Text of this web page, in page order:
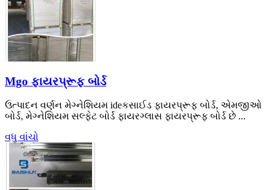
Mgo ફાયરપ્રૂફ બોર્ડ
ઉત્પાદન વર્ણન મેગ્નેશિયમ ideકસાઈડ ફાયરપ્રૂફ બોર્ડ, એમજીઓ
બોર્ડ, મેગ્નેશિયમ સલ્ફેટ બોર્ડ ફાયરગ્લાસ ફાયરપ્રૂફ બોર્ડ છે ...
વધુ વાંચો